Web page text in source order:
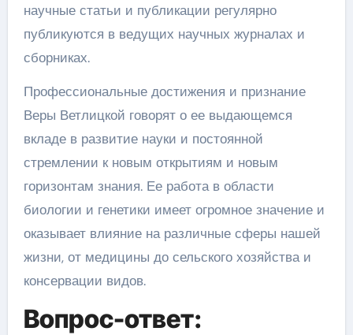
научные статьи и публикации регулярно
публикуются в ведущих научных журналах и
сборниках.
Профессиональные достижения и признание
Веры Ветлицкой говорят о ее выдающемся
вкладе в развитие науки и постоянной
стремлении к новым открытиям и новым
горизонтам знания. Ее работа в области
биологии и генетики имеет огромное значение и
оказывает влияние на различные сферы нашей
жизни, от медицины до сельского хозяйства и
консервации видов.
Вопрос-ответ: